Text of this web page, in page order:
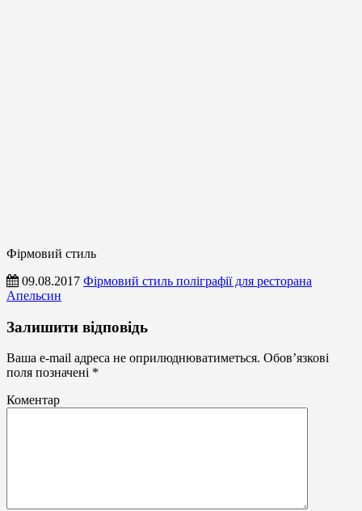
Фірмовий стиль
09.08.2017 Фірмовий стиль поліграфії для ресторана
Апельсин
Фірмовий
Залишити відповідь
Ваша e-mail адреса не оприлюднюватиметься. Обов’язкові
поля позначені *
Коментар